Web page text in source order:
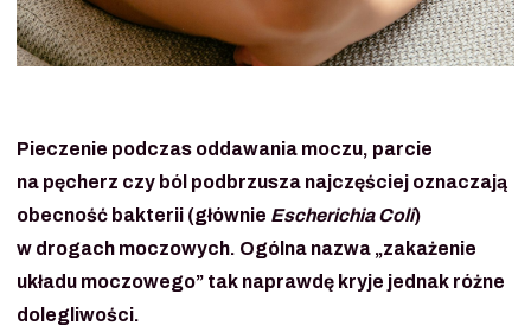
Pieczenie podczas oddawania moczu, parcie
na pęcherz czy ból podbrzusza najczęściej oznaczają
obecność bakterii (głównie Escherichia Coli)
w drogach moczowych. Ogólna nazwa „zakażenie
układu moczowego” tak naprawdę kryje jednak różne
dolegliwości.